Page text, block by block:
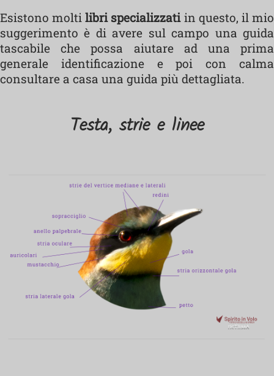
Esistono moltilibri specializzatiin questo, il mio
suggerimento è di avere sul campo una guida
tascabile che possa aiutare ad una prima
generale identificazione e poi con calma
consultare a casa una guida più dettagliata.
Testa, strie e linee